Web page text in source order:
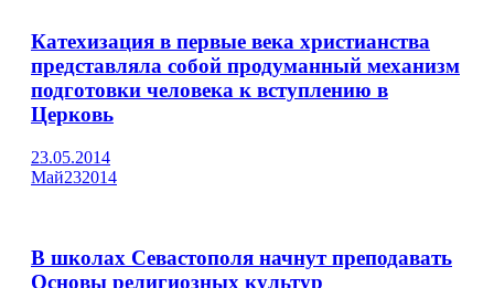
Катехизация в первые века христианства
представляла собой продуманный механизм
подготовки человека к вступлению в
Церковь
23.05.2014
Май232014
В школах Севастополя начнут преподавать
Основы религиозных культур